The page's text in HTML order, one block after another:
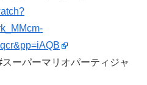
ーパーマリオパーティジャ